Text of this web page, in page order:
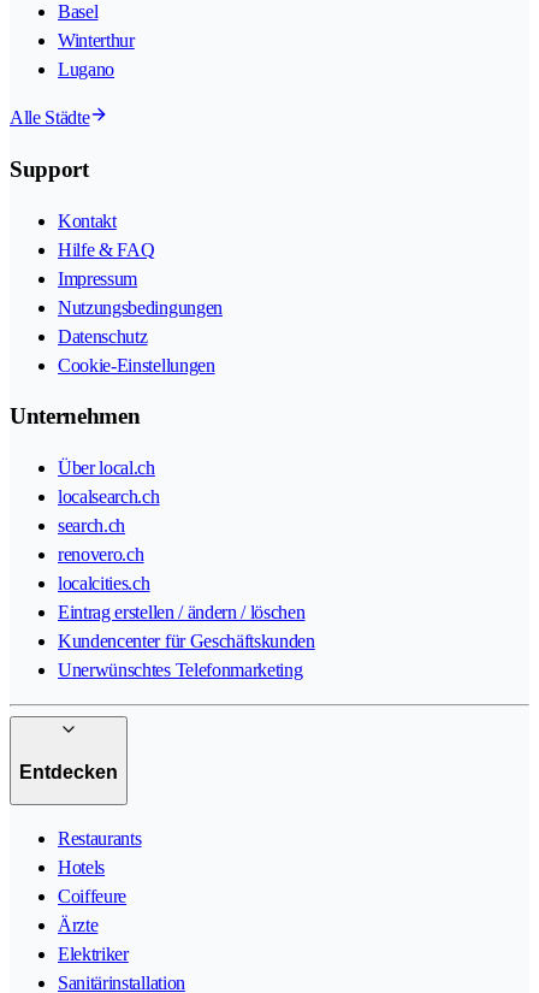
Basel
Winterthur
Lugano
Alle Städte
Support
Kontakt
Hilfe & FAQ
Impressum
Nutzungsbedingungen
Datenschutz
Cookie-Einstellungen
Unternehmen
Über local.ch
localsearch.ch
search.ch
renovero.ch
localcities.ch
Eintrag erstellen / ändern / löschen
Kundencenter für Geschäftskunden
Unerwünschtes Telefonmarketing
Entdecken
Restaurants
Hotels
Coiffeure
Ärzte
Elektriker
Sanitärinstallation